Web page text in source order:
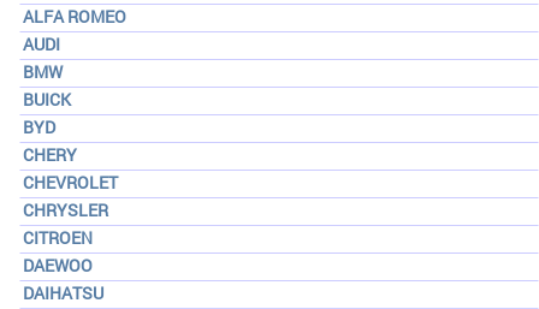
ALFA ROMEO
AUDI
BMW
BUICK
BYD
CHERY
CHEVROLET
CHRYSLER
CITROEN
DAEWOO
DAIHATSU